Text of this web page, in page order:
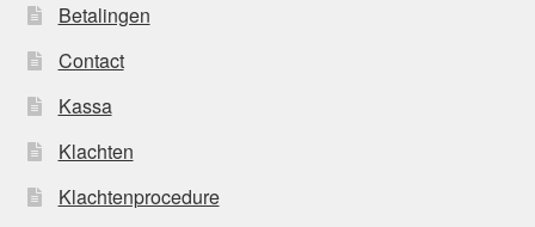
Betalingen
Contact
Kassa
Klachten
Klachtenprocedure